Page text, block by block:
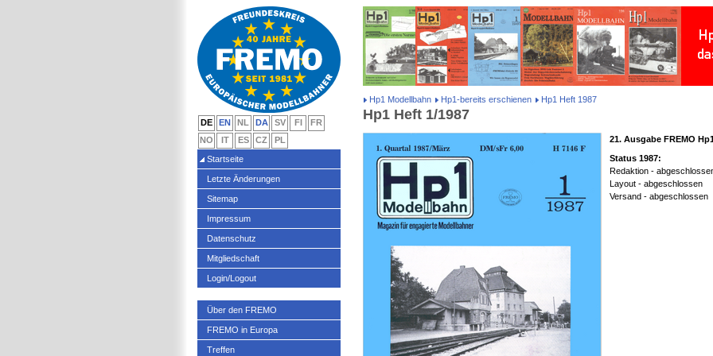
Hp1 Modellbahn Hp1-bereits erschienen Hp1 Heft 1987
Hp1 Heft 1/1987
21. Ausgabe FREMO
Status 1987:
Redaktion -
Layout - abgeschlossen
Versand - abgeschlossen
DE EN NL DA SV FI
FR
NO
IT ES CZ
PL
Startseite
Letzte Änderungen
Sitemap
Impressum
Datenschutz
Mitgliedschaft
Login/Logout
Über den FREMO
FREMO in Europa
Treffen